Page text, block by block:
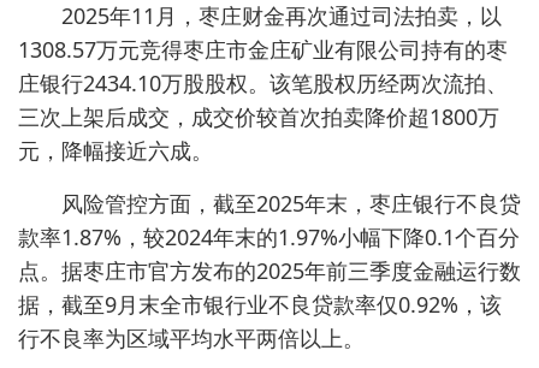
2025年11月，枣庄财金再次通过司法拍卖，以
1308.57万元竞得枣庄市金庄矿业有限公司持有的枣
庄银行2434.10万股股权。该笔股权历经两次流拍、
三次上架后成交，成交价较首次拍卖降价超1800万
元，降幅接近六成。
风险管控方面，截至2025年末，枣庄银行不良贷
款率1.87%，较2024年末的1.97%小幅下降0.1个百分
点。据枣庄市官方发布的2025年前三季度金融运行数
据，截至9月末全市银行业不良贷款率仅0.92%，该
行不良率为区域平均水平两倍以上。